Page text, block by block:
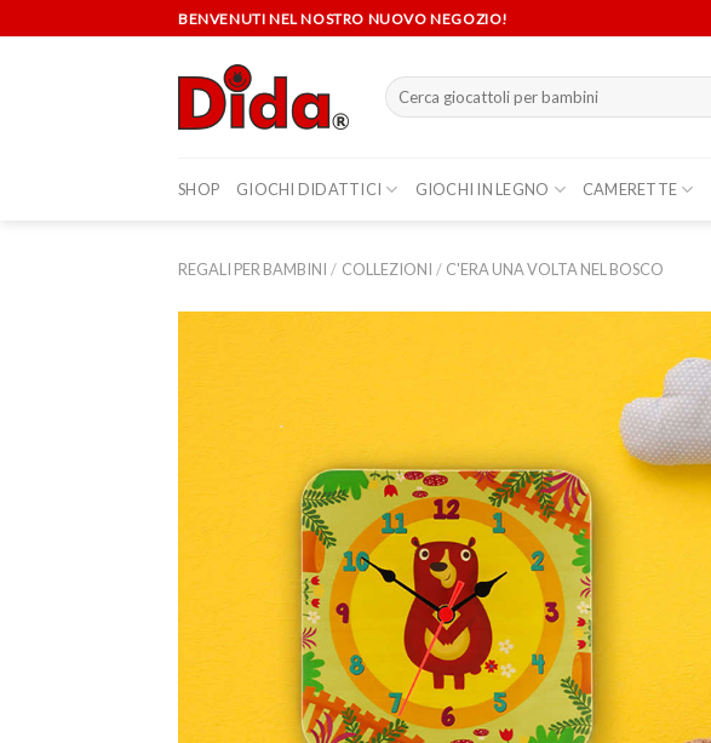
to
BENVENUTI NEL NOSTRO NUOVO NEGOZIO!
Cerca:
SHOP GIOCHI DIDATTICI GIOCHI IN LEGNO CAMERETTE
REGALI PER BAMBINI / COLLEZIONI / C'ERA UNA VOLTA NEL BOSCO